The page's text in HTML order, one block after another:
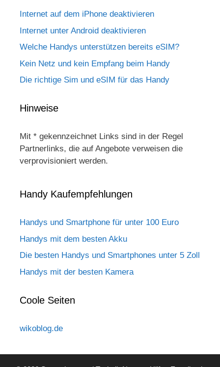
Internet auf dem iPhone deaktivieren
Internet unter Android deaktivieren
Welche Handys unterstützen bereits eSIM?
Kein Netz und kein Empfang beim Handy
Die richtige Sim und eSIM für das Handy
Hinweise
Mit * gekennzeichnet Links sind in der Regel
Partnerlinks, die auf Angebote verweisen die
verprovisioniert werden.
Handy Kaufempfehlungen
Handys und Smartphone für unter 100 Euro
Handys mit dem besten Akku
Die besten Handys und Smartphones unter 5 Zoll
Handys mit der besten Kamera
Coole Seiten
wikoblog.de